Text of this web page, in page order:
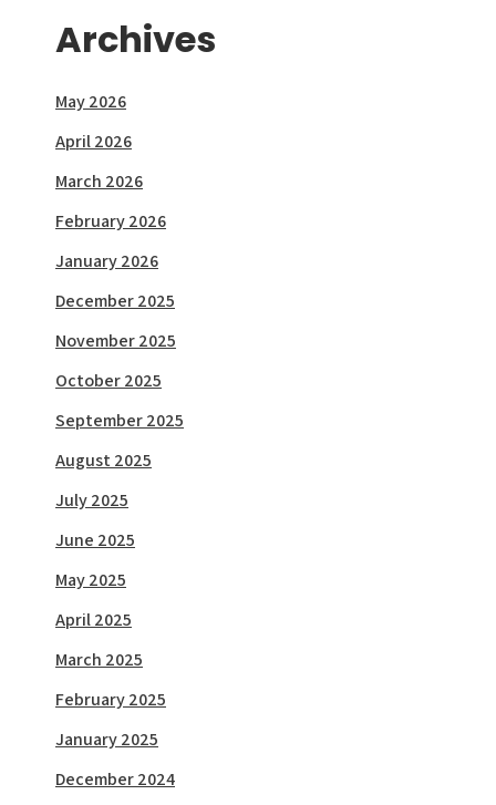
Archives
May 2026
April 2026
March 2026
February 2026
January 2026
December 2025
November 2025
October 2025
September 2025
August 2025
July 2025
June 2025
May 2025
April 2025
March 2025
February 2025
January 2025
December 2024